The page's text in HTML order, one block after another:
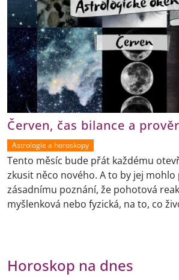
Červen, čas bilance a
Astrologie a horoskopy
Tento měsíc bude přát každému
zkusit něco nového. A to by jej mohlo
zásadnímu poznání, že pohotová
myšlenková nebo fyzická, na to, co
Horoskop na dnes